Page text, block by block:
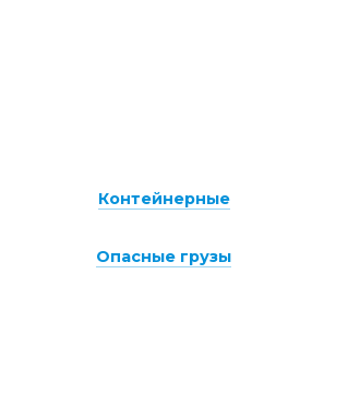
Контейнерные
Опасные грузы